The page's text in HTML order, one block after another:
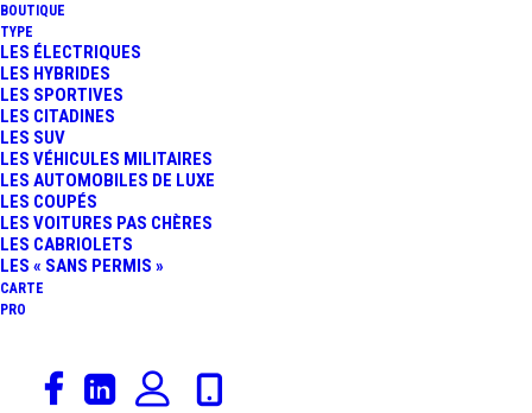
BOUTIQUE
TYPE
LES ÉLECTRIQUES
LES HYBRIDES
LES SPORTIVES
LES CITADINES
LES SUV
LES VÉHICULES MILITAIRES
LES AUTOMOBILES DE LUXE
LES COUPÉS
LES VOITURES PAS CHÈRES
LES CABRIOLETS
LES « SANS PERMIS »
CARTE
PRO
Dans une interview accordée au média
Les Echos,Luca de Meo (CEO Renault